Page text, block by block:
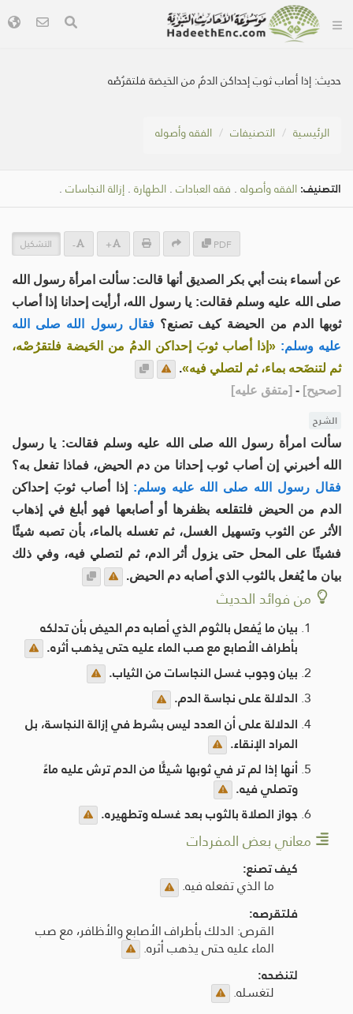
حديث:إذا أصاب ثوبَ إحداكن الدمُ من الحَيضة فلتقرُصْه
الرئيسية التصنيفات الفقه وأصوله
التصنيف: الفقه وأصوله . فقه العبادات . الطهارة . إزالة النجاسات .
PDF
+
- التشكيل
عن أسماء بنت أبي بكر الصديق أنها قالت: سألت امرأة رسول الله
صلى الله عليه وسلم فقالت: يا رسول الله، أرأيت إحدانا إذا أصاب
ثوبها الدم من الحيضة كيف تصنع؟ فقال رسول الله صلى الله
عليه وسلم: «إذا أصاب ثوبَ إحداكن الدمُ من الحَيضة فلتقرُصْه،
ثم لتنضَحه بماء، ثم لتصلي فيه».
[صحيح]
-
[متفق عليه]
الشرح
سألت امرأة رسول الله صلى الله عليه وسلم فقالت: يا رسول
الله أخبرني إن أصاب ثوب إحدانا من دم الحيض، فماذا تفعل به؟
فقال رسول الله صلى الله عليه وسلم: إذا أصاب ثوبَ إحداكن
الدم من الحيض فلتقلعه بظفرها أو أصابعها فهو أبلغ في إذهاب
الأثر عن الثوب وتسهيل الغسل، ثم تغسله بالماء، بأن تصبه شيئًا
فشيئًا على المحل حتى يزول أثر الدم، ثم لتصلي فيه، وفي ذلك
بيان ما يُفعل بالثوب الذي أصابه دم الحيض.
من فوائد الحديث
بيان ما يُفعل بالثوم الذي أصابه دم الحيض بأن تدلكه
بأطراف الأصابع مع صب الماء عليه حتى يذهب أثره.
بيان وجوب غسل النجاسات من الثياب.
الدلالة على نجاسة الدم.
الدلالة على أن العدد ليس بشرط في إزالة النجاسة، بل
المراد الإنقاء.
أنها إذا لم تر في ثوبها شيئًا من الدم ترش عليه ماءً
وتصلي فيه.
جواز الصلاة بالثوب بعد غسله وتطهيره.
معاني بعض المفردات
كيف تصنع:
ما الذي تفعله فيه.
فلتقرصه:
القرص: الدلك بأطراف الأصابع والأظافر، مع صب
الماء عليه حتى يذهب أثره.
لتنضحه:
لتغسله.